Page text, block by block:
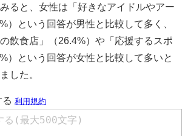
ると、女性は「好きなアイドルやアー
）という回答が男性と比較して多く、
飲食店」（26.4%）や「応援するスポ
）という回答が女性と比較して多いと
した。